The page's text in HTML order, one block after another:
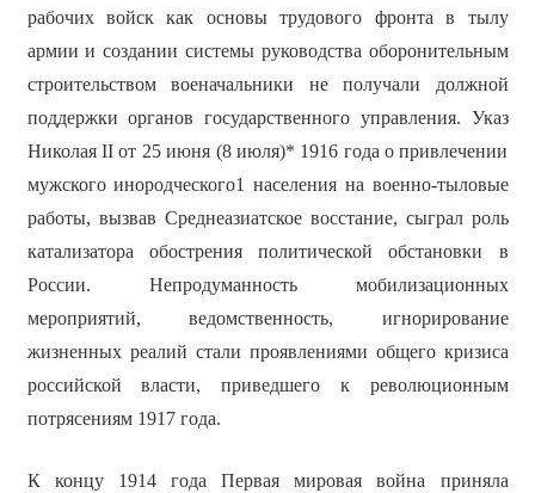
рабочих войск как основы трудового фронта в тылу
армии и создании системы руководства оборонительным
строительством военачальники не получали должной
поддержки органов государственного управления. Указ
Николая II от 25 июня (8 июля)* 1916 года о привлечении
мужского инородческого1 населения на военно-тыловые
работы, вызвав Среднеазиатское восстание, сыграл роль
катализатора обострения политической обстановки в
России. Непродуманность мобилизационных
мероприятий, ведомственность, игнорирование
жизненных реалий стали проявлениями общего кризиса
российской власти, приведшего к революционным
потрясениям 1917 года.
К концу 1914 года Первая мировая война приняла